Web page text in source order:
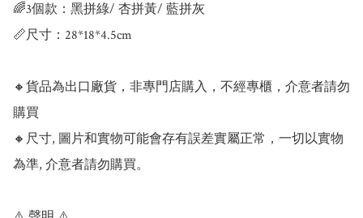
🌈3個款：黑拼綠/ 杏拼黃/ 藍拼灰
📏尺寸：28*18*4.5cm
🔸貨品為出口廠貨，非專門店購入，不經專櫃，介意者請勿
購買
🔸尺寸, 圖片和實物可能會存有誤差實屬正常，一切以實物
為準, 介意者請勿購買。